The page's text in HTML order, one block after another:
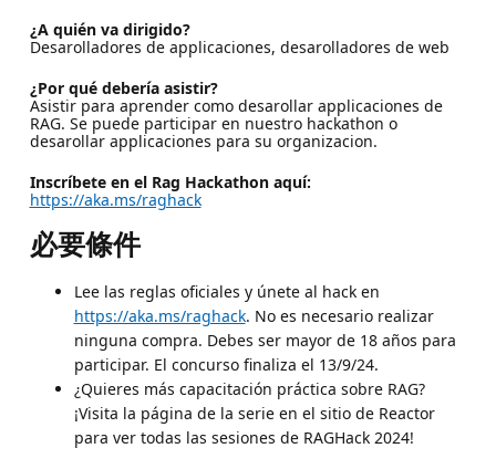
¿A quién va dirigido?
Desarolladores de applicaciones, desarolladores de web
¿Por qué debería asistir?
Asistir para aprender como desarollar applicaciones de
RAG. Se puede participar en nuestro hackathon o
desarollar applicaciones para su organizacion.
Inscríbete en el Rag Hackathon aquí:
https://aka.ms/raghack
必要條件
Lee las reglas oficiales y únete al hack en
https://aka.ms/raghack. No es necesario realizar
ninguna compra. Debes ser mayor de 18 años para
participar. El concurso finaliza el 13/9/24.
¿Quieres más capacitación práctica sobre RAG?
¡Visita la página de la serie en el sitio de Reactor
para ver todas las sesiones de RAGHack 2024!